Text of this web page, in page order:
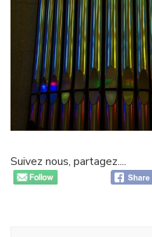
Suivez nous, partagez....